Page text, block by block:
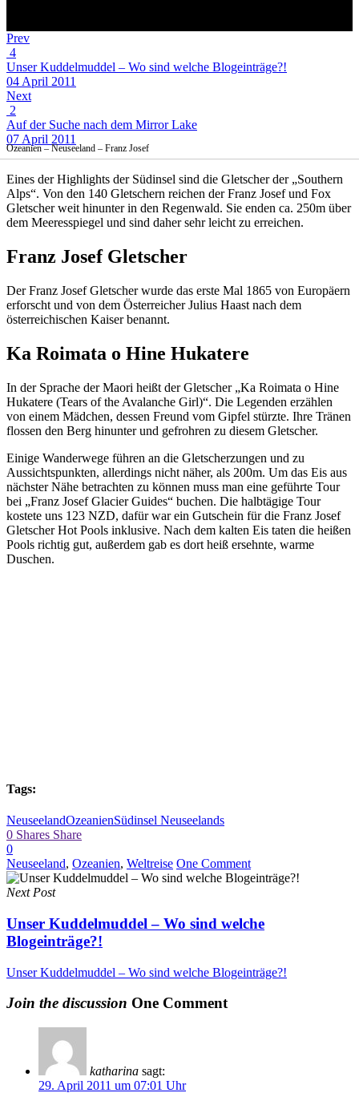
Prev
4
Unser Kuddelmuddel – Wo sind welche Blogeinträge?!
04 April 2011
Next
2
Auf der Suche nach dem Mirror Lake
07 April 2011
Ozeanien – Neuseeland – Franz Josef
Eines der Highlights der Südinsel sind die Gletscher der „Southern
Alps“. Von den 140 Gletschern reichen der Franz Josef und Fox
Gletscher weit hinunter in den Regenwald. Sie enden ca. 250m über
dem Meeresspiegel und sind daher sehr leicht zu erreichen.
Franz Josef Gletscher
Der Franz Josef Gletscher wurde das erste Mal 1865 von Europäern
erforscht und von dem Österreicher Julius Haast nach dem
österreichischen Kaiser benannt.
Ka Roimata o Hine Hukatere
In der Sprache der Maori heißt der Gletscher „Ka Roimata o Hine
Hukatere (Tears of the Avalanche Girl)“. Die Legenden erzählen
von einem Mädchen, dessen Freund vom Gipfel stürzte. Ihre Tränen
flossen den Berg hinunter und gefrohren zu diesem Gletscher.
Einige Wanderwege führen an die Gletscherzungen und zu
Aussichtspunkten, allerdings nicht näher, als 200m. Um das Eis aus
nächster Nähe betrachten zu können muss man eine geführte Tour
bei „Franz Josef Glacier Guides“ buchen. Die halbtägige Tour
kostete uns 123 NZD, dafür war ein Gutschein für die Franz Josef
Gletscher Hot Pools inklusive. Nach dem kalten Eis taten die heißen
Pools richtig gut, außerdem gab es dort heiß ersehnte, warme
Duschen.
Tags:
NeuseelandOzeanienSüdinsel Neuseelands
0 Shares Share
0
Neuseeland, Ozeanien, Weltreise One Comment
Next Post
Unser Kuddelmuddel – Wo sind welche
Blogeinträge?!
Unser Kuddelmuddel – Wo sind welche Blogeinträge?!
Join the discussion One Comment
katharina sagt:
29. April 2011 um 07:01 Uhr